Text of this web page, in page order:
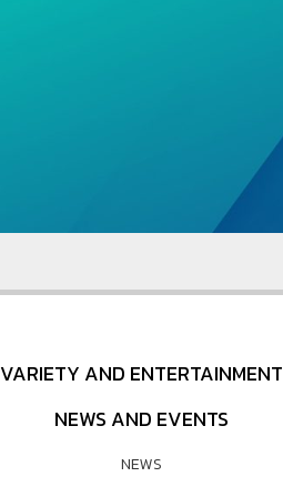
VARIETY AND ENTERTAINMENT
NEWS AND EVENTS
NEWS